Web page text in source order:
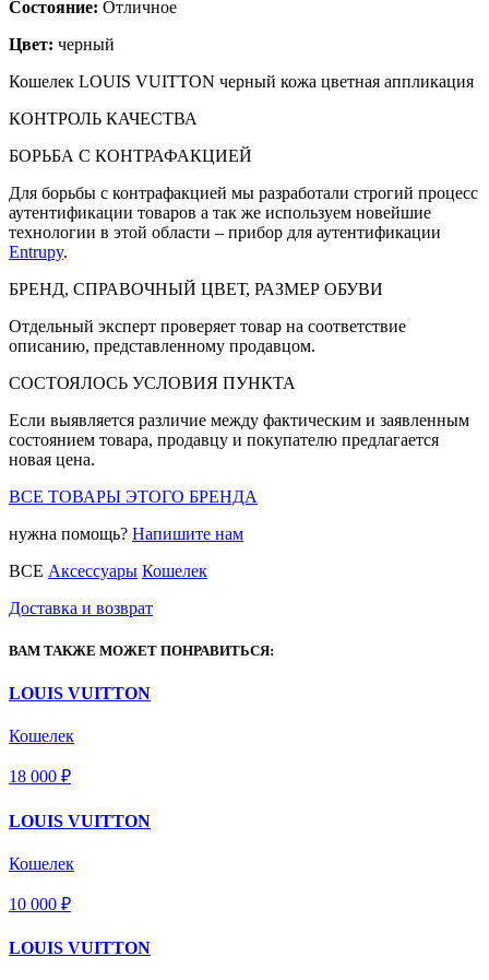
Состояние: Отличное
Цвет: черный
Кошелек LOUIS VUITTON черный кожа цветная аппликация
КОНТРОЛЬ КАЧЕСТВА
БОРЬБА С КОНТРАФАКЦИЕЙ
Для борьбы с контрафакцией мы разработали строгий процесс
аутентификации товаров а так же используем новейшие
технологии в этой области – прибор для аутентификации
Entrupy.
БРЕНД, СПРАВОЧНЫЙ ЦВЕТ, РАЗМЕР ОБУВИ
Отдельный эксперт проверяет товар на соответствие
описанию, представленному продавцом.
СОСТОЯЛОСЬ УСЛОВИЯ ПУНКТА
Если выявляется различие между фактическим и заявленным
состоянием товара, продавцу и покупателю предлагается
новая цена.
ВСЕ ТОВАРЫ ЭТОГО БРЕНДА
нужна помощь? Напишите нам
ВСЕ Аксессуары Кошелек
Доставка и возврат
ВАМ ТАКЖЕ МОЖЕТ ПОНРАВИТЬСЯ:
LOUIS VUITTON
Кошелек
18 000 ₽
LOUIS VUITTON
Кошелек
10 000 ₽
LOUIS VUITTON